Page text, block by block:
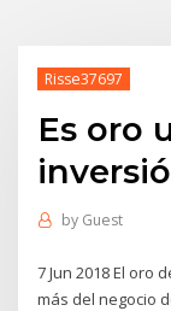
Risse37697
Es oro
by Guest
7 Jun 2018 El oro
más del negocio